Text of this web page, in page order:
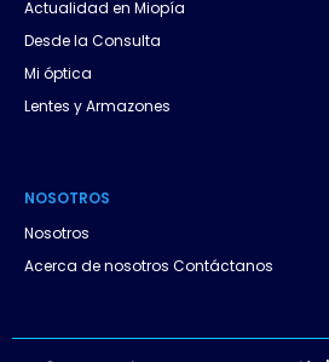
Actualidad en Miopía
Desde la Consulta
Mi óptica
Lentes y Armazones
NOSOTROS
Nosotros
Acerca de nosotros Contáctanos